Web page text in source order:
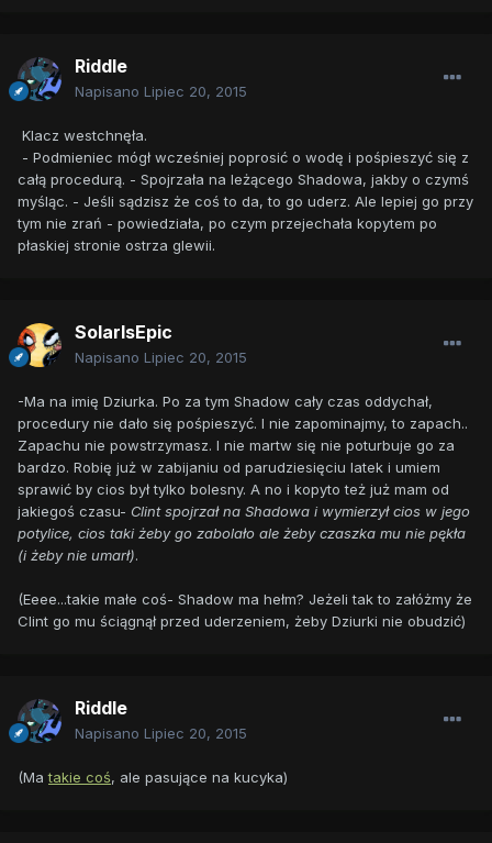
Riddle
Napisano Lipiec 20, 2015
Klacz westchnęła.
- Podmieniec mógł wcześniej poprosić o wodę i pośpieszyć się z
całą procedurą. - Spojrzała na leżącego Shadowa, jakby o czymś
myśląc. - Jeśli sądzisz że coś to da, to go uderz. Ale lepiej go przy
tym nie zrań - powiedziała, po czym przejechała kopytem po
płaskiej stronie ostrza glewii.
SolarIsEpic
Napisano Lipiec 20, 2015
-Ma na imię Dziurka. Po za tym Shadow cały czas oddychał,
procedury nie dało się pośpieszyć. I nie zapominajmy, to zapach..
Zapachu nie powstrzymasz. I nie martw się nie poturbuje go za
bardzo. Robię już w zabijaniu od parudziesięciu latek i umiem
sprawić by cios był tylko bolesny. A no i kopyto też już mam od
jakiegoś czasu- Clint spojrzałna Shadowa i wymierzył cios w jego
potylice, cios taki żeby go zabolało ale żeby czaszka mu nie pękła
(i żeby nie umarł).
(Eeee...takie małe coś- Shadow ma hełm? Jeżeli tak to załóżmy że
Clint go mu ściągnął przed uderzeniem, żeby Dziurki nie obudzić)
Riddle
Napisano Lipiec 20, 2015
(Matakie coś, ale pasujące na kucyka)